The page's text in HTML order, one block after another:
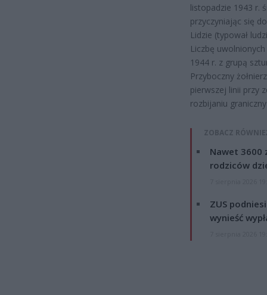
listopadzie 1943 r.
przyczyniając się
Lidzie (typował
Liczbę
1944 r. z grupą
Przyboczny
pierwszej linii przy
rozbijaniu
ZOBACZ
Nawet 3600
rodziców
ZUS
wynieść